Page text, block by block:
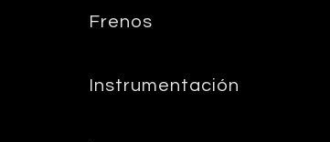
Frenos
Instrumentación